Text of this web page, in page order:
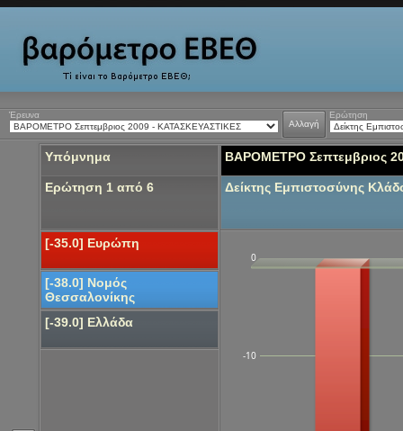
Έρευνα
Αλλαγή
Ερώτηση
Υπόμνημα
Ερώτηση 1 από 6
[-35.0] Ευρώπη
[-38.0] Νομός
Θεσσαλονίκης
[-39.0] Ελλάδα
ΒΑΡΟΜΕΤΡΟ Σεπτεμβριος
Δείκτης Εμπιστοσύνης
-10
0